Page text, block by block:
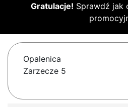
Gratulacje! Sprawdź jak
Opalenica
Zarzecze 5